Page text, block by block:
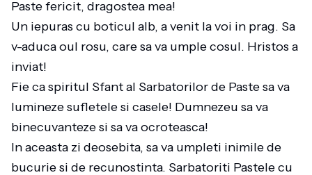
Paste fericit, dragostea mea!
Un iepuras cu boticul alb, a venit la voi in prag. Sa
v-aduca oul rosu, care sa va umple cosul. Hristos a
inviat!
Fie ca spiritul Sfant al Sarbatorilor de Paste sa va
lumineze sufletele si casele! Dumnezeu sa va
binecuvanteze si sa va ocroteasca!
In aceasta zi deosebita, sa va umpleti inimile de
bucurie si de recunostinta. Sarbatoriti Pastele cu